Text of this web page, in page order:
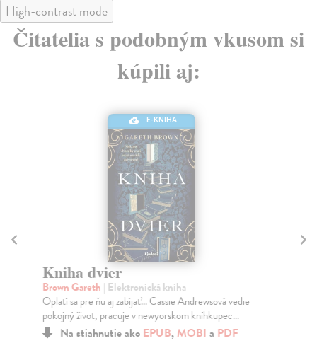
High-contrast mode
Čitatelia s podobným vkusom si
kúpili aj:
E-KNIHA
Kniha dvier
Brown Gareth | Elektronická kniha
Oplatí sa pre ňu aj zabíjať... Cassie Andrewsová vedie
pokojný život, pracuje v newyorskom kníhkupec...
Na stiahnutie ako EPUB,MOBI a PDF